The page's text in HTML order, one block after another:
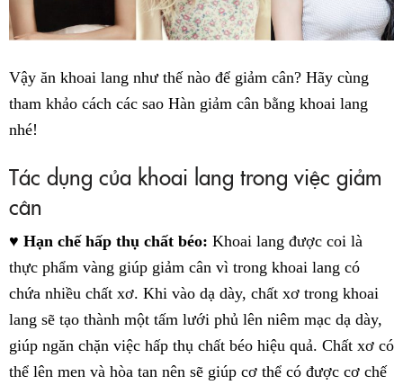
Vậy ăn khoai lang như thế nào để giảm cân? Hãy cùng
tham khảo cách các sao Hàn giảm cân bằng khoai lang
nhé!
Tác dụng của khoai lang trong việc giảm
cân
♥ Hạn chế hấp thụ chất béo: Khoai lang được coi là
thực phẩm vàng giúp giảm cân vì trong khoai lang có
chứa nhiều chất xơ. Khi vào dạ dày, chất xơ trong khoai
lang sẽ tạo thành một tấm lưới phủ lên niêm mạc dạ dày,
giúp ngăn chặn việc hấp thụ chất béo hiệu quả. Chất xơ có
thể lên men và hòa tan nên sẽ giúp cơ thể có được cơ chế